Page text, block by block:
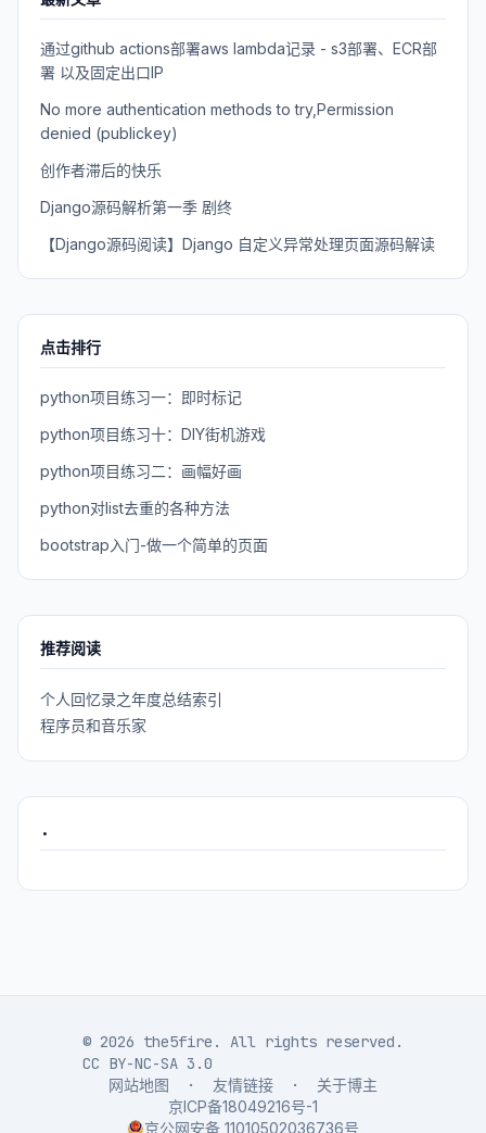
通过github actions部署aws lambda记录 - s3部署、ECR部
署 以及固定出口IP
No more authentication methods to try,Permission
denied (publickey)
创作者滞后的快乐
Django源码解析第一季 剧终
【Django源码阅读】Django 自定义异常处理页面源码解读
点击排行
python项目练习一：即时标记
python项目练习十：DIY街机游戏
python项目练习二：画幅好画
python对list去重的各种方法
bootstrap入门-做一个简单的页面
推荐阅读
个人回忆录之年度总结索引
程序员和音乐家
.
© 2026 the5fire. All rights reserved.
CC BY-NC-SA 3.0
网站地图 · 友情链接 · 关于博主
京ICP备18049216号-1
京公网安备 11010502036736号